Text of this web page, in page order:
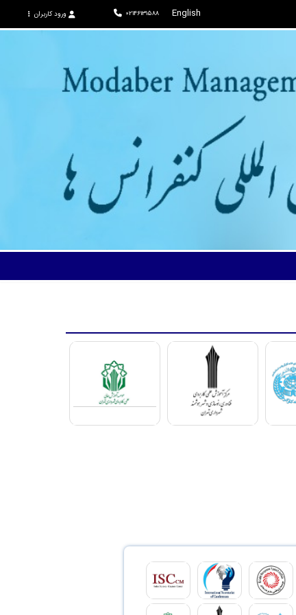
English
02146131588 ورود کاربران